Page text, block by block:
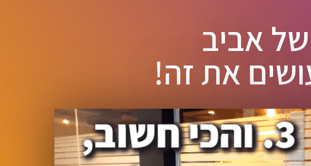
אביב
את זה!